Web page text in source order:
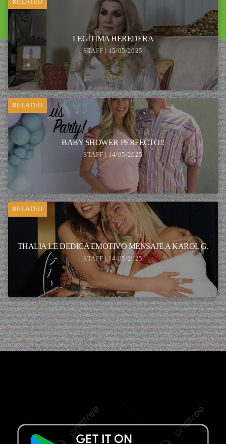
LEGÍTIMA HEREDERA
STAFF | 15/05/2025
RELATED
BABY SHOWER PERFECTO!!
STAFF | 14/05/2025
RELATED
THALIA LE DEDICA EMOTIVO MENSAJE A KAROL G.
STAFF | 14/05/2025